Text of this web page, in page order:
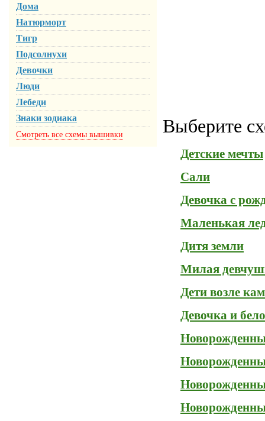
Дома
Натюрморт
Тигр
Подсолнухи
Девочки
Люди
Лебеди
Знаки зодиака
Смотреть все схемы вышивки Выберите
Детские мечты
Сали
Девочка с
Маленькая
Дитя земли
Милая
Дети возле
Девочка и